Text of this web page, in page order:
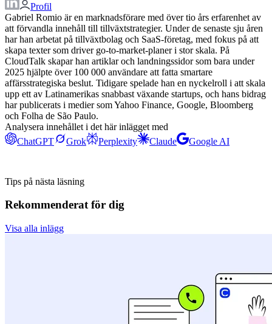
Profil
Gabriel Romio är en marknadsförare med över tio års erfarenhet av
att förvandla innehåll till tillväxtstrategier. Under de senaste sju åren
har han arbetat på tillväxtbolag och SaaS-företag, med fokus på att
skapa texter som driver go-to-market-planer i stor skala. På
CloudTalk skapar han artiklar och landningssidor som bara under
2025 hjälpte över 100 000 användare att fatta smartare
affärsstrategiska beslut. Tidigare spelade han en nyckelroll i att skala
upp ett av Latinamerikas snabbast växande startups, och hans bidrag
har publicerats i medier som Yahoo Finance, Google, Bloomberg
och Folha de São Paulo.
Analysera innehållet i det här inlägget med
ChatGPT
Grok Perplexity Claude Google AI
Tips på nästa läsning
Rekommenderat för dig
Visa alla inlägg